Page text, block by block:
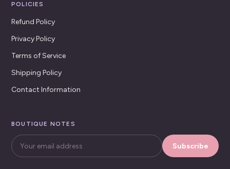
POLICIES
Refund Policy
Privacy Policy
Terms of Service
Shipping Policy
Contact Information
BOUTIQUE NOTES
Subscribe